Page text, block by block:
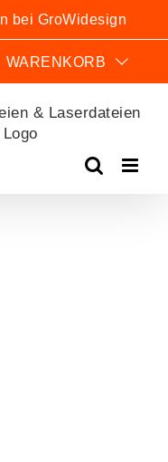
bei GroWidesign
WARENKORB